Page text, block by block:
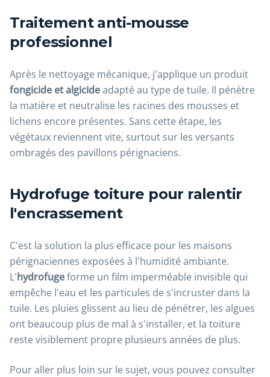
Traitement anti-mousse
professionnel
Après le nettoyage mécanique, j'applique un produit
fongicide et algicideadapté au type de tuile. Il pénètre
la matière et neutralise les racines des mousses et
lichens encore présentes. Sans cette étape, les
végétaux reviennent vite, surtout sur les versants
ombragés des pavillons pérignaciens.
Hydrofuge toiture pour ralentir
l'encrassement
C'est la solution la plus efficace pour les maisons
pérignaciennes exposées à l'humidité ambiante.
L'hydrofugeforme un film imperméable invisible qui
empêche l'eau et les particules de s'incruster dans la
tuile. Les pluies glissent au lieu de pénétrer, les algues
ont beaucoup plus de mal à s'installer, et la toiture
reste visiblement propre plusieurs années de plus.
Pour aller plus loin sur le sujet, vous pouvez consulter